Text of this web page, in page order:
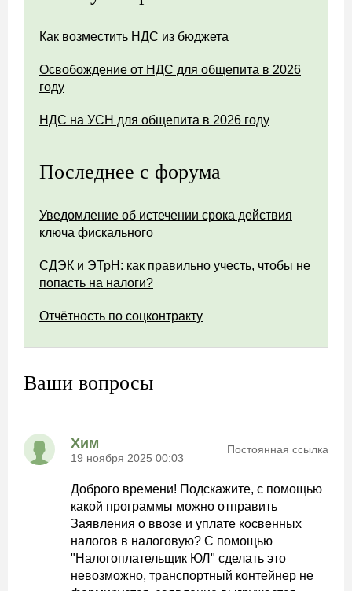
Как возместить НДС из бюджета
Освобождение от НДС для общепита в 2026
году
НДС на УСН для общепита в 2026 году
Последнее с форума
Уведомление об истечении срока действия
ключа фискального
СДЭК и ЭТрН: как правильно учесть, чтобы не
попасть на налоги?
Отчётность по соцконтракту
Ваши вопросы
Хим
19 ноября 2025 00:03
Постоянная ссылка
Доброго времени! Подскажите, с помощью
какой программы можно отправить
Заявления о ввозе и уплате косвенных
налогов в налоговую? С помощью
"Налогоплательщик ЮЛ" сделать это
невозможно, транспортный контейнер не